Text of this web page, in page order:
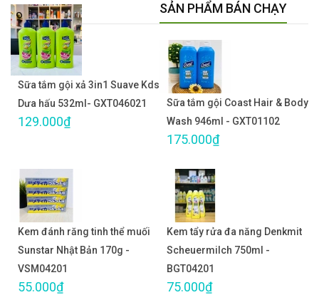
Sữa tắm gội xả 3in1 Suave Kds
Dưa hấu 532ml- GXT046021
129.000₫
SẢN PHẨM BÁN CHẠY
Sữa tắm gội Coast Hair & Body
Wash 946ml - GXT01102
175.000₫
Kem đánh răng tinh thể muối
Sunstar Nhật Bản 170g -
VSM04201
55.000₫
Kem tẩy rửa đa năng Denkmit
Scheuermilch 750ml -
BGT04201
75.000₫